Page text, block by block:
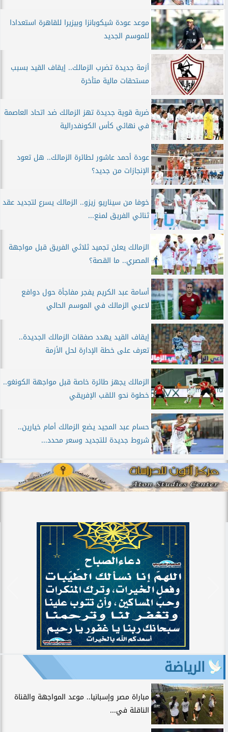
موعد عودة شيكوبانزا وبيزيرا للقاهرة استعدادا
للموسم الجديد
أزمة جديدة تضرب الزمالك.. إيقاف القيد بسبب
مستحقات مالية متأخرة
ضربة قوية جديدة تهز الزمالك ضد اتحاد العاصمة
في نهائي كأس الكونفدرالية
عودة أحمد عاشور لطائرة الزمالك.. هل تعود
الإنجازات من جديد؟
خوفا من سيناريو زيزو.. الزمالك يسرع لتجديد عقد
ثنائي الفريق لمنع...
الزمالك يعلن تجميد ثلاثي الفريق قبل مواجهة
المصري.. ما القصة؟
أسامة عبد الكريم يفجر مفاجأة حول دوافع
لاعبي الزمالك في الموسم الحالي
إيقاف القيد يهدد صفقات الزمالك الجديدة..
تعرف على خطة الإدارة لحل الأزمة
الزمالك يجهز طائرة خاصة قبل مواجهة الكونغو..
خطوة نحو اللقب الإفريقي
حسام عبد المجيد يضع الزمالك أمام خيارين..
شروط جديدة للتجديد وسعر محدد...
الرياضة
مباراة مصر وإسبانيا.. موعد المواجهة والقناة
الناقلة في...